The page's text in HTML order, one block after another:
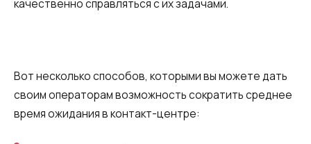
качественно справляться с их задачами.
Вот несколько способов, которыми вы можете дать
своим операторам возможность сократить среднее
время ожидания в контакт-центре: